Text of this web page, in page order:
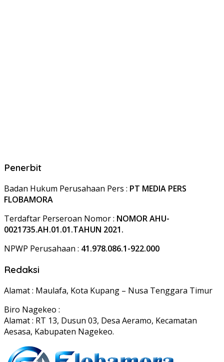
Penerbit
Badan Hukum Perusahaan Pers : PT MEDIA PERS
FLOBAMORA
Terdaftar Perseroan Nomor : NOMOR AHU-
0021735.AH.01.01.TAHUN 2021.
NPWP Perusahaan : 41.978.086.1-922.000
Redaksi
Alamat : Maulafa, Kota Kupang – Nusa Tenggara Timur
Biro Nagekeo :
Alamat : RT 13, Dusun 03, Desa Aeramo, Kecamatan
Aesasa, Kabupaten Nagekeo.